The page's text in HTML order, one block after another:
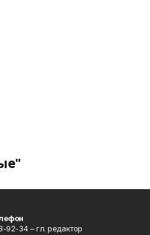
92-34 – гл. редактор